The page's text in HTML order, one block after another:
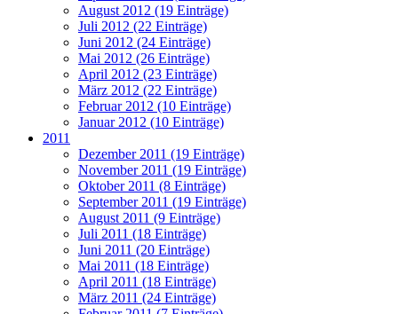
August 2012 (19 Einträge)
Juli 2012 (22 Einträge)
Juni 2012 (24 Einträge)
Mai 2012 (26 Einträge)
April 2012 (23 Einträge)
März 2012 (22 Einträge)
Februar 2012 (10 Einträge)
Januar 2012 (10 Einträge)
2011
Dezember 2011 (19 Einträge)
November 2011 (19 Einträge)
Oktober 2011 (8 Einträge)
September 2011 (19 Einträge)
August 2011 (9 Einträge)
Juli 2011 (18 Einträge)
Juni 2011 (20 Einträge)
Mai 2011 (18 Einträge)
April 2011 (18 Einträge)
März 2011 (24 Einträge)